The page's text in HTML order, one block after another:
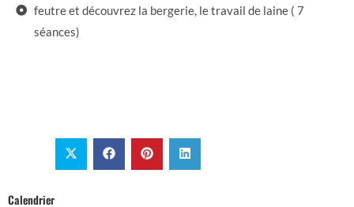
feutre et découvrez la bergerie, le travail de laine ( 7
séances)
Calendrier